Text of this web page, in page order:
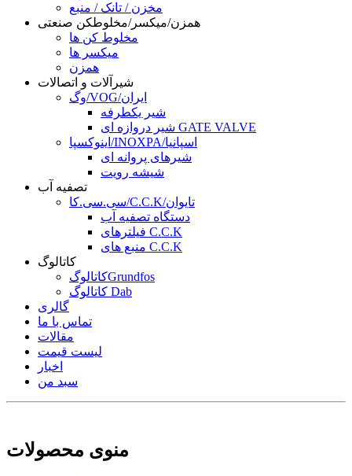
مخزن / تانک / منبع
همزن/میکسر/مخلوطکن صنعتی
مخلوط کن ها
میکسر ها
همزن
شیرآلات و اتصالات
وگ/VOG/ایران
شیر یکطرفه
شیر دروازه ای GATE VALVE
اینوکسپا/INOXPA/اسپانیا
شیرهای پروانه ای
شیشه رویت
تصفیه آب
سی.سی.کا/C.C.K/تایوان
دستگاه تصفیه آب
فیلترهای C.C.K
منبع های C.C.K
کاتالوگ
کاتالوگGrundfos
کاتالوگ Dab
گالری
تماس با ما
مقالات
لیست قیمت
اخبار
سبد من
منوی محصولات